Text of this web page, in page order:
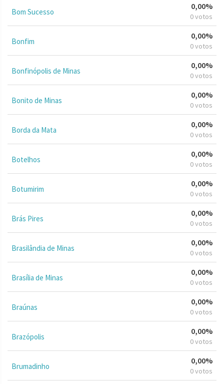
Bom Sucesso
0,00%
0 votos
Bonfim
0,00%
0 votos
Bonfinópolis de Minas
0,00%
0 votos
Bonito de Minas
0,00%
0 votos
Borda da Mata
0,00%
0 votos
Botelhos
0,00%
0 votos
Botumirim
0,00%
0 votos
Brás Pires
0,00%
0 votos
Brasilândia de Minas
0,00%
0 votos
Brasília de Minas
0,00%
0 votos
Braúnas
0,00%
0 votos
Brazópolis
0,00%
0 votos
Brumadinho
0,00%
0 votos